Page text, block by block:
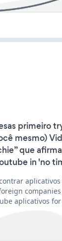
primeiro
mesmo)
que
in 'no
aplicativos